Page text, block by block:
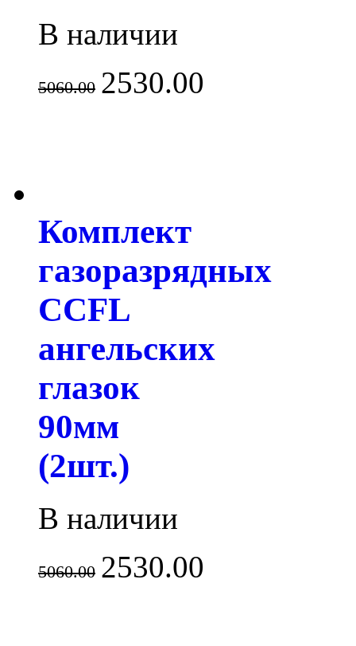
В наличии
5060.00 2530.00
Комплект
газоразрядных
CCFL
ангельских
глазок
90мм
(2шт.)
В наличии
5060.00 2530.00